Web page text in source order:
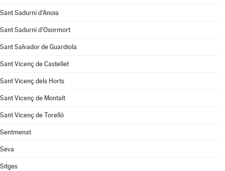
Sant Sadurní d'Anoia
Sant Sadurní d'Osormort
Sant Salvador de Guardiola
Sant Vicenç de Castellet
Sant Vicenç dels Horts
Sant Vicenç de Montalt
Sant Vicenç de Torelló
Sentmenat
Seva
Sitges